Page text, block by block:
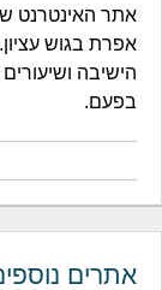
אתר האינטרנט
אפרת בגוש
הישיבה
בפעם.
אתרים